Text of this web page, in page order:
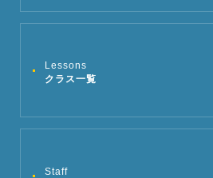
Lessons
クラス一覧
Staff